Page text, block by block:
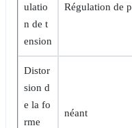
ulatio
n de t
ension
Régulation de
Distor
sion d
e la fo
rme
néant